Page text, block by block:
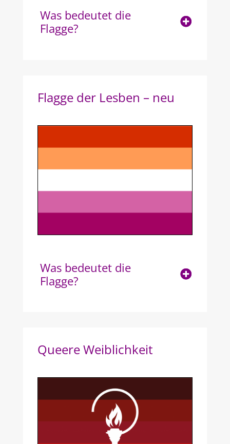
Was bedeutet die
Flagge?
Flagge der Lesben – neu
Was bedeutet die
Flagge?
Queere Weiblichkeit